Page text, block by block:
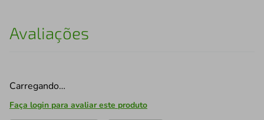
Avaliações
Carregando…
Faça login para avaliar este produto